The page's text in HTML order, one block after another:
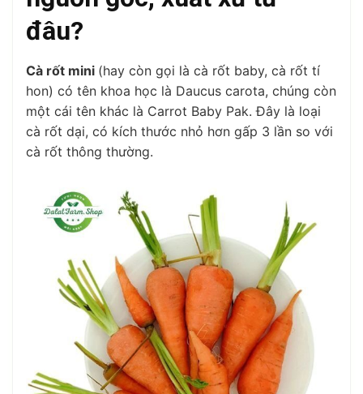
đâu?
Cà rốt mini (hay còn gọi là cà rốt baby, cà rốt tí
hon) có tên khoa học là Daucus carota, chúng còn
một cái tên khác là Carrot Baby Pak. Đây là loại
cà rốt dại, có kích thước nhỏ hơn gấp 3 lần so với
cà rốt thông thường.